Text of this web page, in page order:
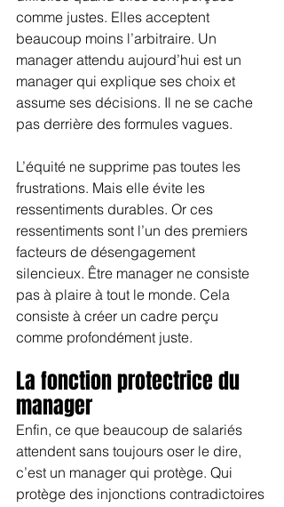
comme justes. Elles acceptent
beaucoup moins l’arbitraire. Un
manager attendu aujourd’hui est un
manager qui explique ses choix et
assume ses décisions. Il ne se cache
pas derrière des formules vagues.
L’équité ne supprime pas toutes les
frustrations. Mais elle évite les
ressentiments durables. Or ces
ressentiments sont l’un des premiers
facteurs de désengagement
silencieux. Être manager ne consiste
pas à plaire à tout le monde. Cela
consiste à créer un cadre perçu
comme profondément juste.
La fonction protectrice du
manager
Enfin, ce que beaucoup de salariés
attendent sans toujours oser le dire,
c’est un manager qui protège. Qui
protège des injonctions contradictoires